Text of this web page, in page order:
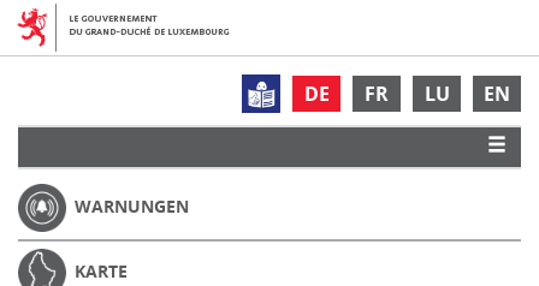
DE FR LU EN
WARNUNGEN
KARTE